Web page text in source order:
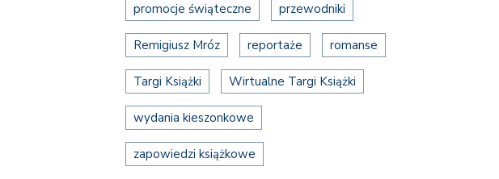
promocje świąteczne przewodniki
Remigiusz Mróz reportaże romanse
Targi Książki Wirtualne Targi Książki
wydania kieszonkowe
zapowiedzi książkowe